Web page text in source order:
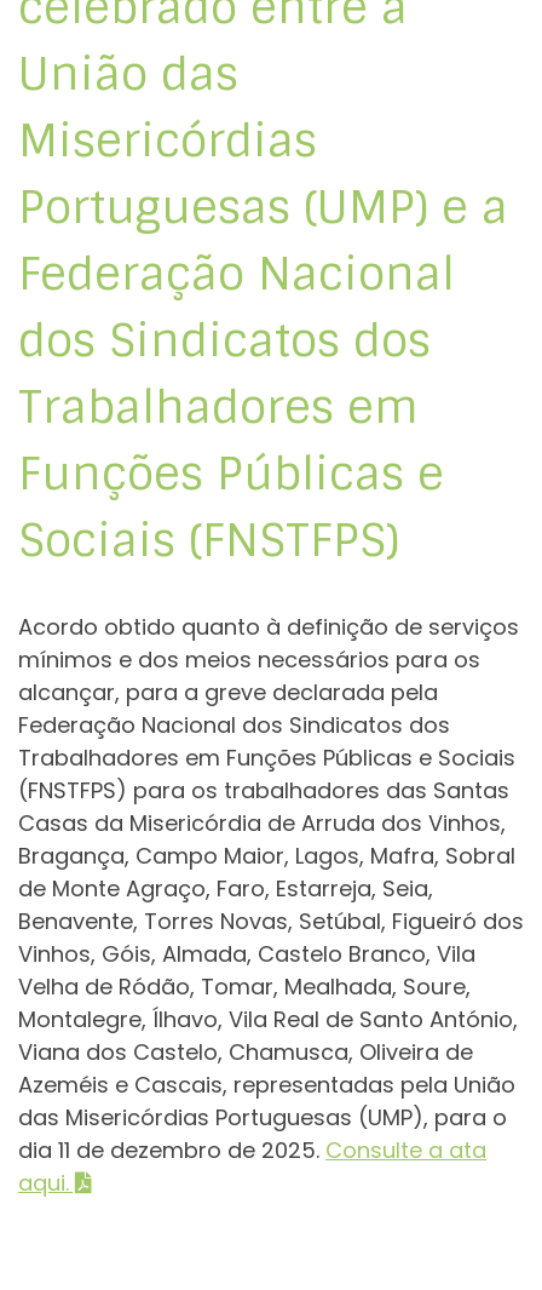
União das
Misericórdias
Portuguesas (UMP) e a
Federação Nacional
dos Sindicatos dos
Trabalhadores em
Funções Públicas e
Sociais (FNSTFPS)
Acordo obtido quanto à definição de serviços
mínimos e dos meios necessários para os
alcançar, para a greve declarada pela
Federação Nacional dos Sindicatos dos
Trabalhadores em Funções Públicas e Sociais
(FNSTFPS) para os trabalhadores das Santas
Casas da Misericórdia de Arruda dos Vinhos,
Bragança, Campo Maior, Lagos, Mafra, Sobral
de Monte Agraço, Faro, Estarreja, Seia,
Benavente, Torres Novas, Setúbal, Figueiró dos
Vinhos, Góis, Almada, Castelo Branco, Vila
Velha de Ródão, Tomar, Mealhada, Soure,
Montalegre, Ílhavo, Vila Real de Santo António,
Viana dos Castelo, Chamusca, Oliveira de
Azeméis e Cascais, representadas pela União
das Misericórdias Portuguesas (UMP), para o
dia 11 de dezembro de 2025. Consulte a ata
aqui.